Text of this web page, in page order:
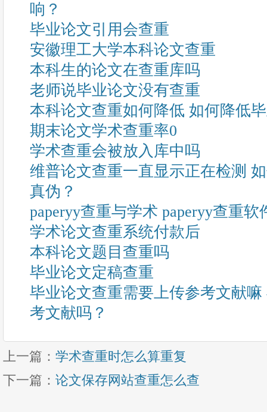
响？
毕业论文引用会查重
安徽理工大学本科论文查重
本科生的论文在查重库吗
老师说毕业论文没有查重
本科论文查重如何降低 如何降低
期末论文学术查重率0
学术查重会被放入库中吗
维普论文查重一直显示正在检测
真伪？
paperyy查重与学术 paperyy查重软
学术论文查重系统付款后
本科论文题目查重吗
毕业论文定稿查重
毕业论文查重需要上传参考文献
考文献吗？
上一篇： 学术查重时怎么算重复
下一篇： 论文保存网站查重怎么查